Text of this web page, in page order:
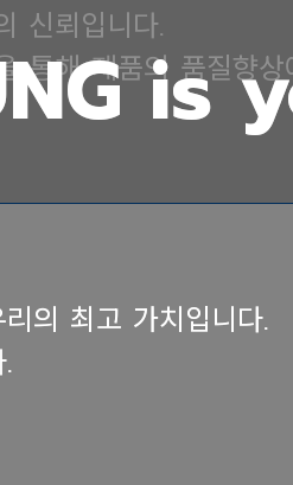
신뢰입니다.
통해 제품의 품질향상
is
의 최고 가치입니다.
is
의 최고 가치입니다.